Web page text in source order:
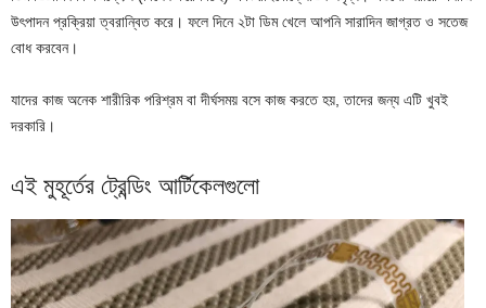
উৎপাদন প্রক্রিয়া ত্বরান্বিত করে। ফলে দিনে ২টা ডিম খেলে আপনি সারাদিন জাগ্রত ও সতেজ
বোধ করবেন।
যাদের কাজ অনেক শারীরিক পরিশ্রম বা দীর্ঘসময় বসে কাজ করতে হয়, তাদের জন্য এটি খুবই
দরকারি।
এই মুহূর্তের ট্রেন্ডিং আর্টিকেলগুলো